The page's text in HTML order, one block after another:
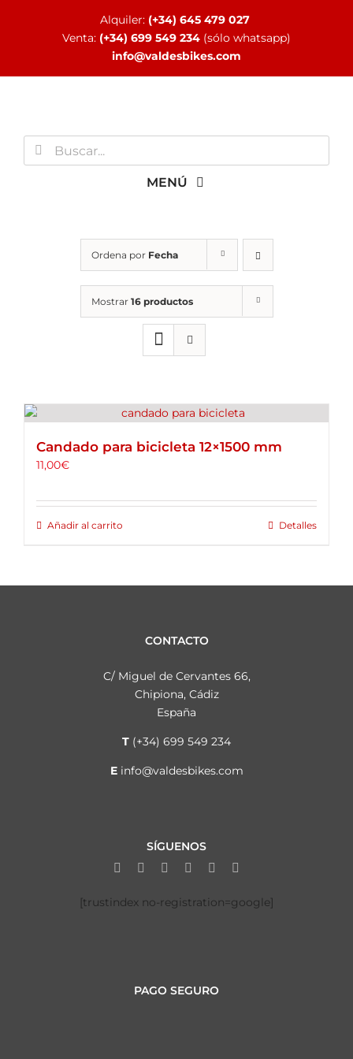
Alquiler: (+34) 645 479 027
Venta: (+34) 699 549 234 (sólo whatsapp)
info@valdesbikes.com
Buscar:
MENÚ
ALQUILER DE BICICLETAS
BLOG
Ordena por Fecha
Mostrar 16 productos
Candado para bicicleta 12×1500 mm
11,00€
Añadir al carrito Detalles
CONTACTO
C/ Miguel de Cervantes 66,
Chipiona, Cádiz
España
T (+34) 699 549 234
E info@valdesbikes.com
SÍGUENOS
[trustindex no-registration=google]
PAGO SEGURO